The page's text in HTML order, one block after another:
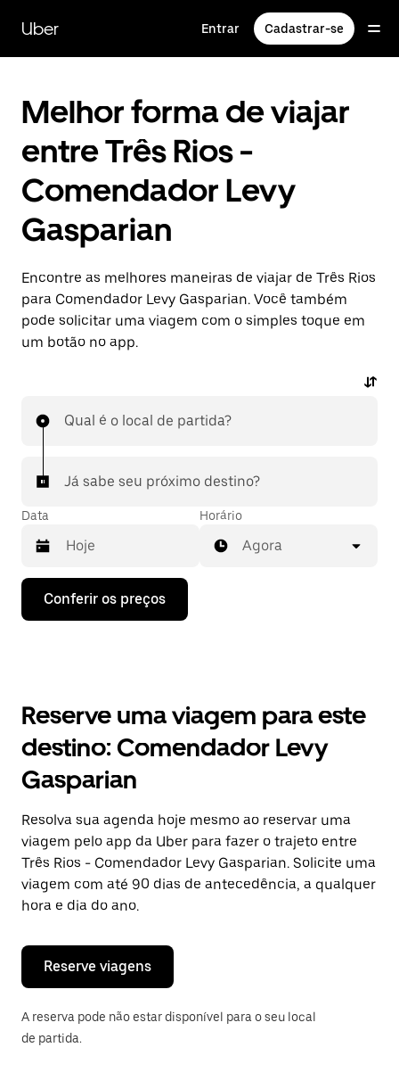
para
conteúdo
Uber Entrar Cadastrar-se
Melhor forma de viajar
entre Três Rios -
Comendador Levy
Gasparian
Encontre as melhores maneiras de viajar de Três Rios
para Comendador Levy Gasparian. Você também
pode solicitar uma viagem com o simples toque em
um botão no app.
Qual é o local de partida?
Já sabe seu próximo destino?
Data
Pressione
seta
o
e
uma
Pressione
a
tecla
“ESC”
para
fechar
o
Horário
Agora
Conferir os preços
Reserve uma viagem para este
destino: Comendador Levy
Gasparian
Resolva sua agenda hoje mesmo ao reservar uma
viagem pelo app da Uber para fazer o trajeto entre
Três Rios - Comendador Levy Gasparian. Solicite uma
viagem com até 90 dias de antecedência, a qualquer
hora e dia do ano.
Reserve viagens
A reserva pode não estar disponível para o seu local
de partida.